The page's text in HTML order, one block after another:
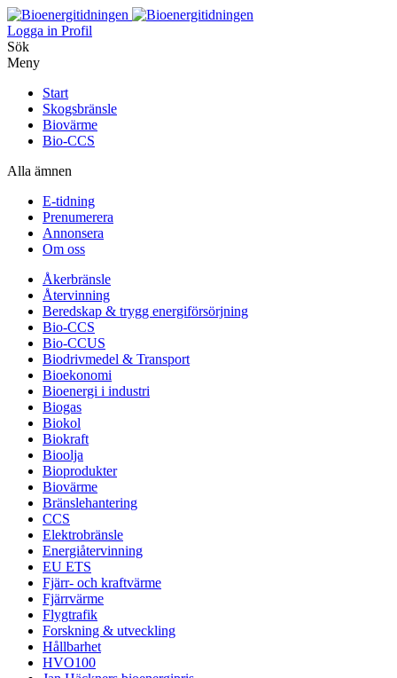
Logga in Profil
Sök
Meny
Start
Skogsbränsle
Biovärme
Bio-CCS
Alla ämnen
E-tidning
Prenumerera
Annonsera
Om oss
Åkerbränsle
Återvinning
Beredskap & trygg energiförsörjning
Bio-CCS
Bio-CCUS
Biodrivmedel & Transport
Bioekonomi
Bioenergi i industri
Biogas
Biokol
Biokraft
Bioolja
Bioprodukter
Biovärme
Bränslehantering
CCS
Elektrobränsle
Energiåtervinning
EU ETS
Fjärr- och kraftvärme
Fjärrvärme
Flygtrafik
Forskning & utveckling
Hållbarhet
HVO100